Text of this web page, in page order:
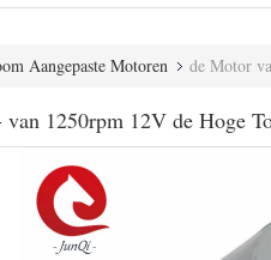
Aangepaste Motoren de Motor
1250rpm 12V de Hoge